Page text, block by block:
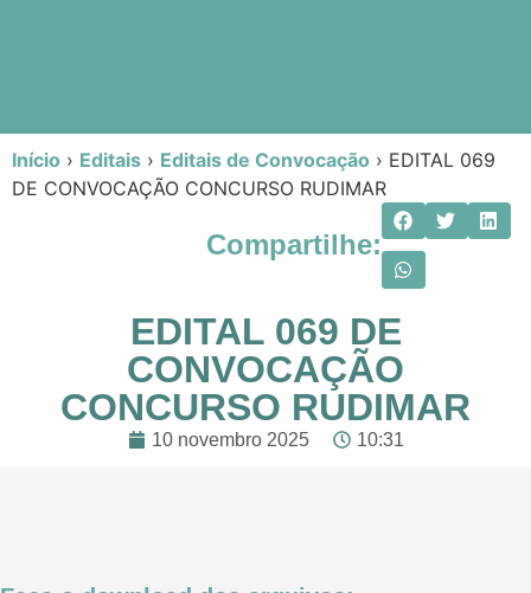
Início › Editais › Editais de Convocação › EDITAL 069
DE CONVOCAÇÃO CONCURSO RUDIMAR
Compartilhe:
EDITAL 069 DE
CONVOCAÇÃO
CONCURSO RUDIMAR
10 novembro 2025 10:31